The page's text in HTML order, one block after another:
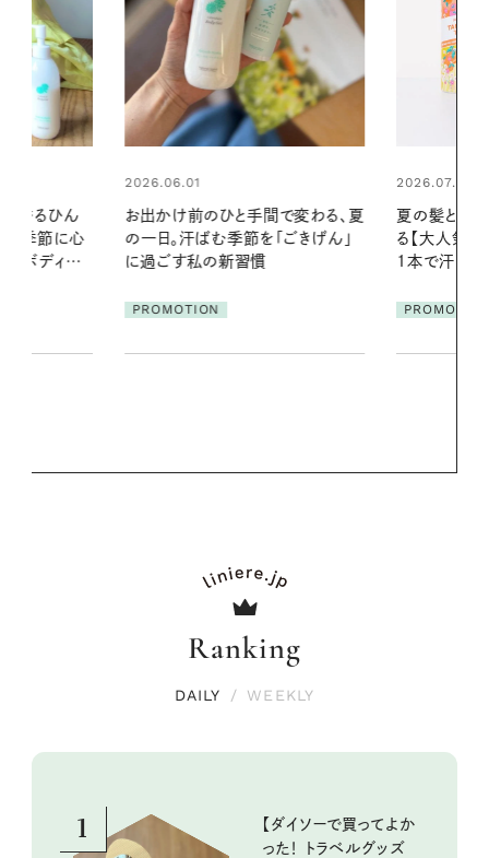
変わる、夏
ごきげん」
2026.07.24
夏の髪と心が瞬時にリフレッシュす
る【大人気のドライシャンプー】 この
1本で汗ばむ季節も一日中心地よく
PROMOTION
2026.06.01
暑い夏のナイ
える夜の爽
Ranking
DAILY / WEEKLY
1
【ダイソーで買ってよか
った！ トラベルグッズ